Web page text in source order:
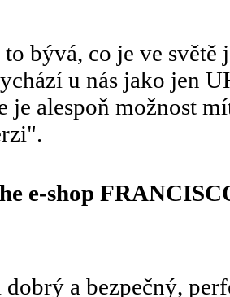
bývá, co je ve
u nás jako jen
je alespoň možnost
e-shop
a bezpečný,